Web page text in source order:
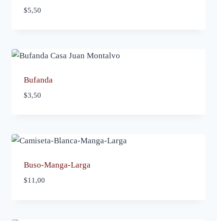
$5,50
Bufanda
$3,50
Buso-Manga-Larga
$11,00